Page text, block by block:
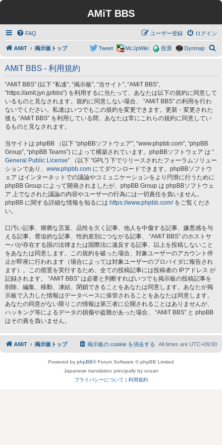
AMiT BBS
FAQ ログイン
ユーザー登録
AMiT 掲示板トップ Dynmap
投票
McJpWiki
Tweet
AMiT BBS - 利用規約
“AMiT BBS” (以下 “私達”, “掲示板”, “当サイト”, “AMiT BBS”,
“https://amit.jyn.jp/bbs”) を利用するに当たって、あなたは以下の規約に同意して
いるものと見なされます。規約に同意しない場合、 “AMiT BBS” の利用を行わ
ないでください。私達はいつでもこの規約を変更できます。更新・変更された
後も “AMiT BBS” を利用している間、あなたは常にこれらの規約に同意してい
るものと見なされます。
当サイトは phpBB （以下 “phpBBソフトウェア”, “www.phpbb.com”, “phpBB
Group”, “phpBB Teams”) によって構築されています。phpBBソフトウェア は “
General Public License” （以下 “GPL”) 下でリリースされたフォーラムソリュー
ションであり、 www.phpbb.com にてダウンロードできます。phpBBソフトウ
ェア はインターネットでの議論やコミュニケーションをより円滑に行うために
phpBB Group によって開発されましたが、phpBB Group は phpBBソフトウェ
ア 上でなされた議論の内容やユーザーの行為には一切責任を負いません。
phpBB に関する詳細な情報を知るには https://www.phpbb.com/をご覧くださ
い。
口汚い記事、猥褻な言葉、品性を欠く記事、他人を中傷する記事、嫌悪感を与
える記事、脅迫的な記事、性的差別につながる記事、 “AMiT BBS” のホストサ
ーバが存在する国の法律または国際法に違反する記事、以上を投稿しないこと
をあなたは同意します。この規約を破った場合、対象ユーザーのアカウント停
止が即座に行われます（場合によっては対象ユーザーのプロバイダに報告され
ます）。この措置を実行するため、全ての投稿記事には投稿者の IPアドレス が
記録されます。 “AMiT BBS” は必要と判断すればいつでも掲示板の投稿記事を
削除、編集、移動、凍結、閉鎖できることをあなたは同意します。あなたが掲
示板で入力した情報はデータベースに保管されることをあなたは同意します。
あなたの同意がない限りこの情報は第三者に公開されることはありませんが、
ハッキング等によるデータの損傷や盗難があった場合、 “AMiT BBS” と phpBB
はその責を負いません。
AMiT 掲示板トップ All times are UTC+09:00
掲示板の cookie を消去する
Powered by phpBB® Forum Software © phpBB Limited
Japanese translation principally by ocean
プライバシーについて | 利用規約